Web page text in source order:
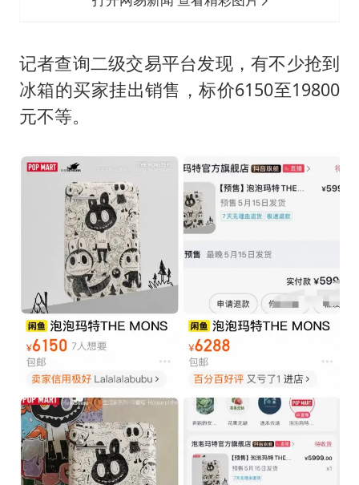
记者查询二级交易平台发现，有不少抢到
冰箱的买家挂出销售，标价6150至19800
元不等。